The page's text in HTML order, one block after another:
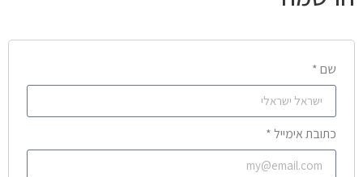
שם *
כתובת אימייל *